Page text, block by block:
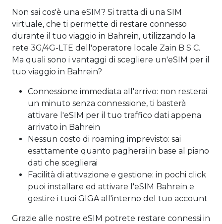
Non sai cos'è una eSIM? Si tratta di una SIM
virtuale, che ti permette di restare connesso
durante il tuo viaggio in Bahrein, utilizzando la
rete 3G/4G-LTE dell'operatore locale Zain B S C.
Ma quali sono i vantaggi di scegliere un'eSIM per il
tuo viaggio in Bahrein?
Connessione immediata all'arrivo: non resterai
un minuto senza connessione, ti basterà
attivare l'eSIM per il tuo traffico dati appena
arrivato in Bahrein
Nessun costo di roaming imprevisto: sai
esattamente quanto pagherai in base al piano
dati che sceglierai
Facilità di attivazione e gestione: in pochi click
puoi installare ed attivare l'eSIM Bahrein e
gestire i tuoi GIGA all'interno del tuo account
Grazie alle nostre eSIM potrete restare connessi in